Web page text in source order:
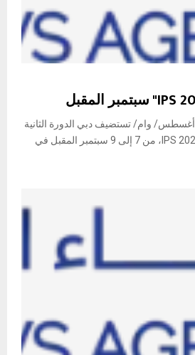
«نبض الخليج» دبي في 3 أغسطس/ وام/ تستضيف دبي الدورة الثانية
والعشرين من معرض “IPS 2026″، من 7 إلى 9 سبتمبر المقبل في